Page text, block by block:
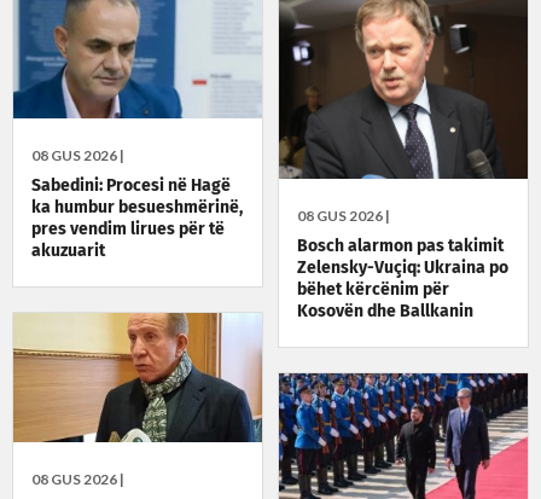
08 GUS 2026 |
Sabedini: Procesi në Hagë
ka humbur besueshmërinë,
pres vendim lirues për të
akuzuarit
08 GUS 2026 |
Bosch alarmon pas takimit
Zelensky-Vuçiq: Ukraina po
bëhet kërcënim për
Kosovën dhe Ballkanin
08 GUS 2026 |